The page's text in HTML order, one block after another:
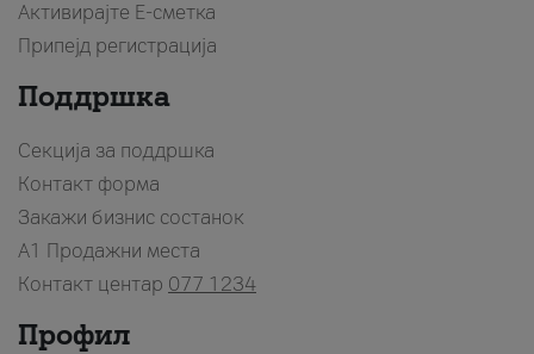
Активирајте Е-сметка
Припејд регистрација
Поддршка
Секција за поддршка
Контакт форма
Закажи бизнис состанок
A1 Продажни места
Контакт центар 077 1234
Профил